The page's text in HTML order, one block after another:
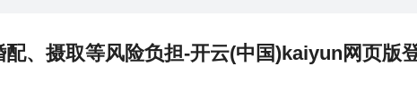
、摄取等风险负担-开云(中国)kaiyun网页版